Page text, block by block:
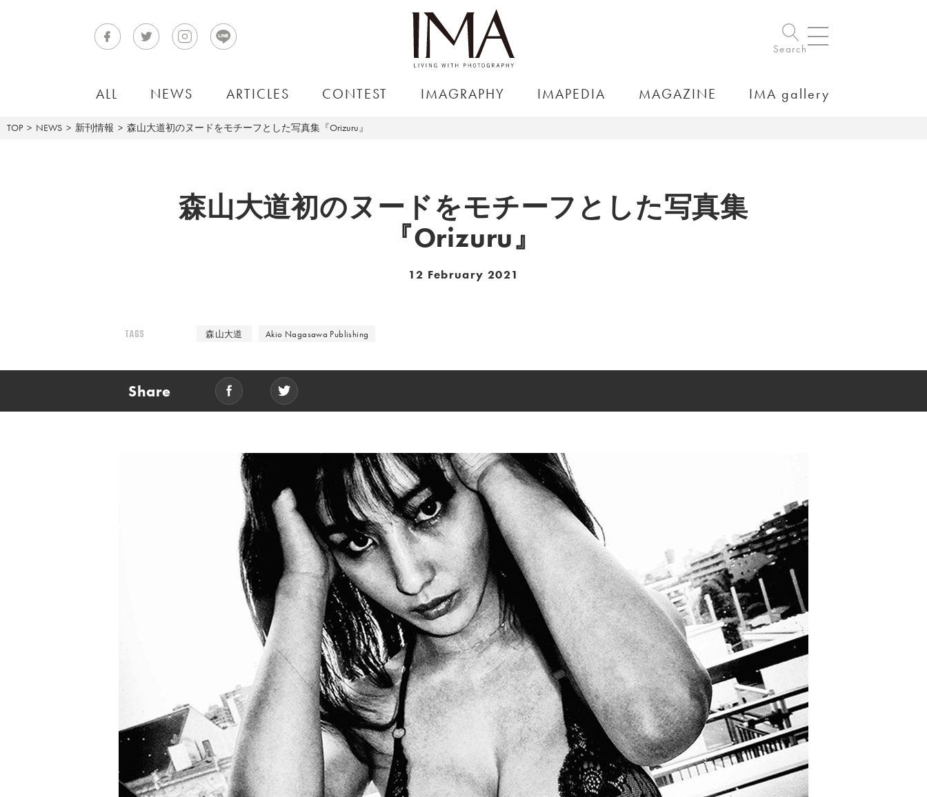
Search
ALL NEWS ARTICLES CONTEST IMAGRAPHY IMAPEDIA MAGAZINE IMA gallery
TOP NEWS 新刊情報 森山大道初のヌードをモチーフとした写真集『Orizuru』
森山大道初のヌードをモチーフとした写真集
『Orizuru』
12 February 2021
TAGS 森山大道 Akio Nagasawa Publishing
Share